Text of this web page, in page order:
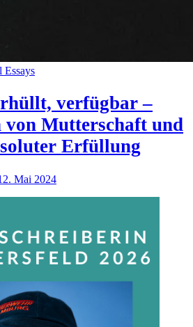
Essays
verfügbar –
von Mutterschaft und
Erfüllung
Mai 2024